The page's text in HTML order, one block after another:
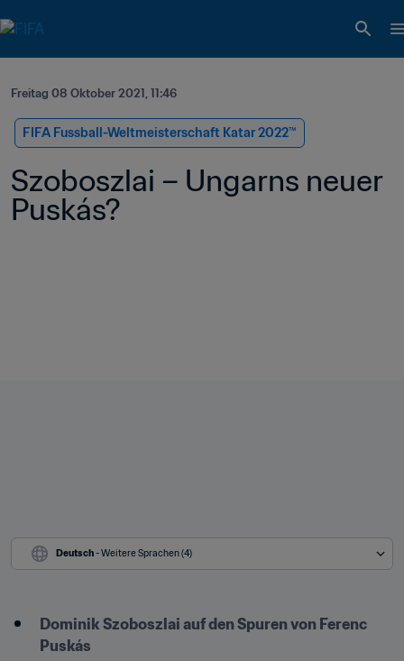
Freitag 08 Oktober 2021, 11:46
FIFA Fussball-Weltmeisterschaft Katar 2022™
Szoboszlai – Ungarns neuer
Puskás?
Deutsch - Weitere Sprachen (4)
Dominik Szoboszlai auf den Spuren von Ferenc
Puskás